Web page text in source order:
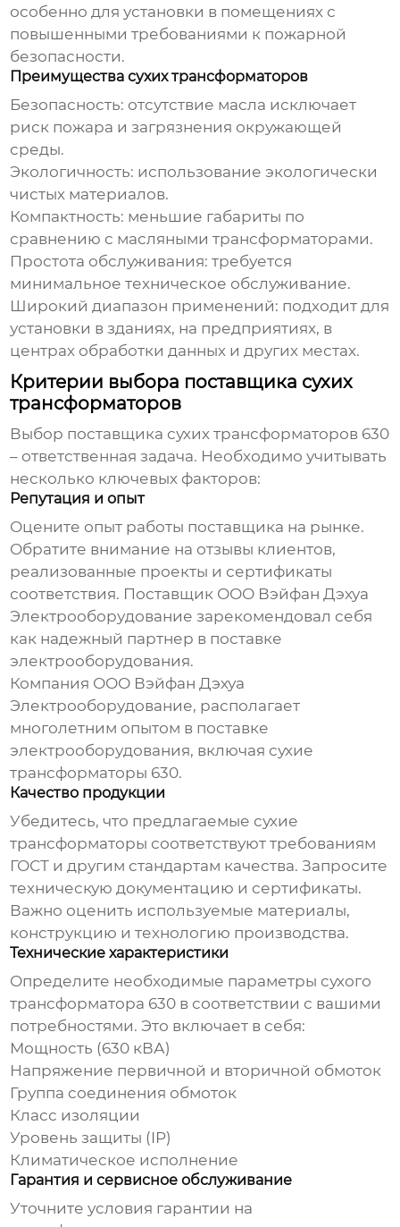
особенно для установки в помещениях с
повышенными требованиями к пожарной
безопасности.
Преимущества сухих трансформаторов
Безопасность: отсутствие масла исключает
риск пожара и загрязнения окружающей
среды.
Экологичность: использование экологически
чистых материалов.
Компактность: меньшие габариты по
сравнению с масляными трансформаторами.
Простота обслуживания: требуется
минимальное техническое обслуживание.
Широкий диапазон применений: подходит для
установки в зданиях, на предприятиях, в
центрах обработки данных и других местах.
Критерии выбора поставщика сухих
трансформаторов
Выбор поставщика сухих трансформаторов 630
– ответственная задача. Необходимо учитывать
несколько ключевых факторов:
Репутация и опыт
Оцените опыт работы поставщика на рынке.
Обратите внимание на отзывы клиентов,
реализованные проекты и сертификаты
соответствия. Поставщик ООО Вэйфан Дэхуа
Электрооборудование зарекомендовал себя
как надежный партнер в поставке
электрооборудования.
Компания ООО Вэйфан Дэхуа
Электрооборудование, располагает
многолетним опытом в поставке
электрооборудования, включая сухие
трансформаторы 630.
Качество продукции
Убедитесь, что предлагаемые сухие
трансформаторы соответствуют требованиям
ГОСТ и другим стандартам качества. Запросите
техническую документацию и сертификаты.
Важно оценить используемые материалы,
конструкцию и технологию производства.
Технические характеристики
Определите необходимые параметры сухого
трансформатора 630 в соответствии с вашими
потребностями. Это включает в себя:
Мощность (630 кВА)
Напряжение первичной и вторичной обмоток
Группа соединения обмоток
Класс изоляции
Уровень защиты (IP)
Климатическое исполнение
Гарантия и сервисное обслуживание
Уточните условия гарантии на